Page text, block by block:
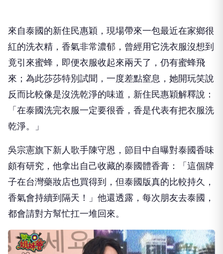
來自泰國的新住民惠穎，現場帶來一包最近在家鄉很
紅的洗衣精， 香氣非常濃郁，曾經用它洗衣服沒想到
竟引來蜜蜂， 即便衣服收起來兩天了，仍有蜜蜂飛
來；為此莎莎特別試聞， 一度差點窒息，她開玩笑說
反而比較像是沒洗乾淨的味道， 新住民惠穎解釋說：
「在泰國洗完衣服一定要很香， 香是代表有把衣服洗
乾淨。」
吳宗憲旗下新人歌手陳守恩，節目中自曝對泰國香味
頗有研究， 他拿出自己收藏的泰國體香膏：「這個牌
子在台灣藥妝店也買得到， 但泰國版真的比較持久，
香氣會持續到隔天！」他還透露， 每次朋友去泰國，
都會請對方幫忙扛一堆回來。